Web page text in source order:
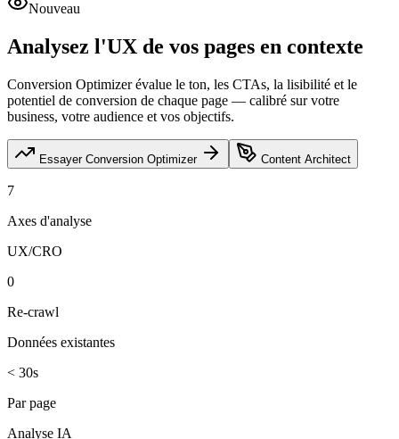
Nouveau
Analysez l'UX de vos pages en contexte
Conversion Optimizer évalue le ton, les CTAs, la lisibilité et le
potentiel de conversion de chaque page — calibré sur votre
business, votre audience et vos objectifs.
Essayer Conversion Optimizer Content Architect
7
Axes d'analyse
UX/CRO
0
Re-crawl
Données existantes
< 30s
Par page
Analyse IA